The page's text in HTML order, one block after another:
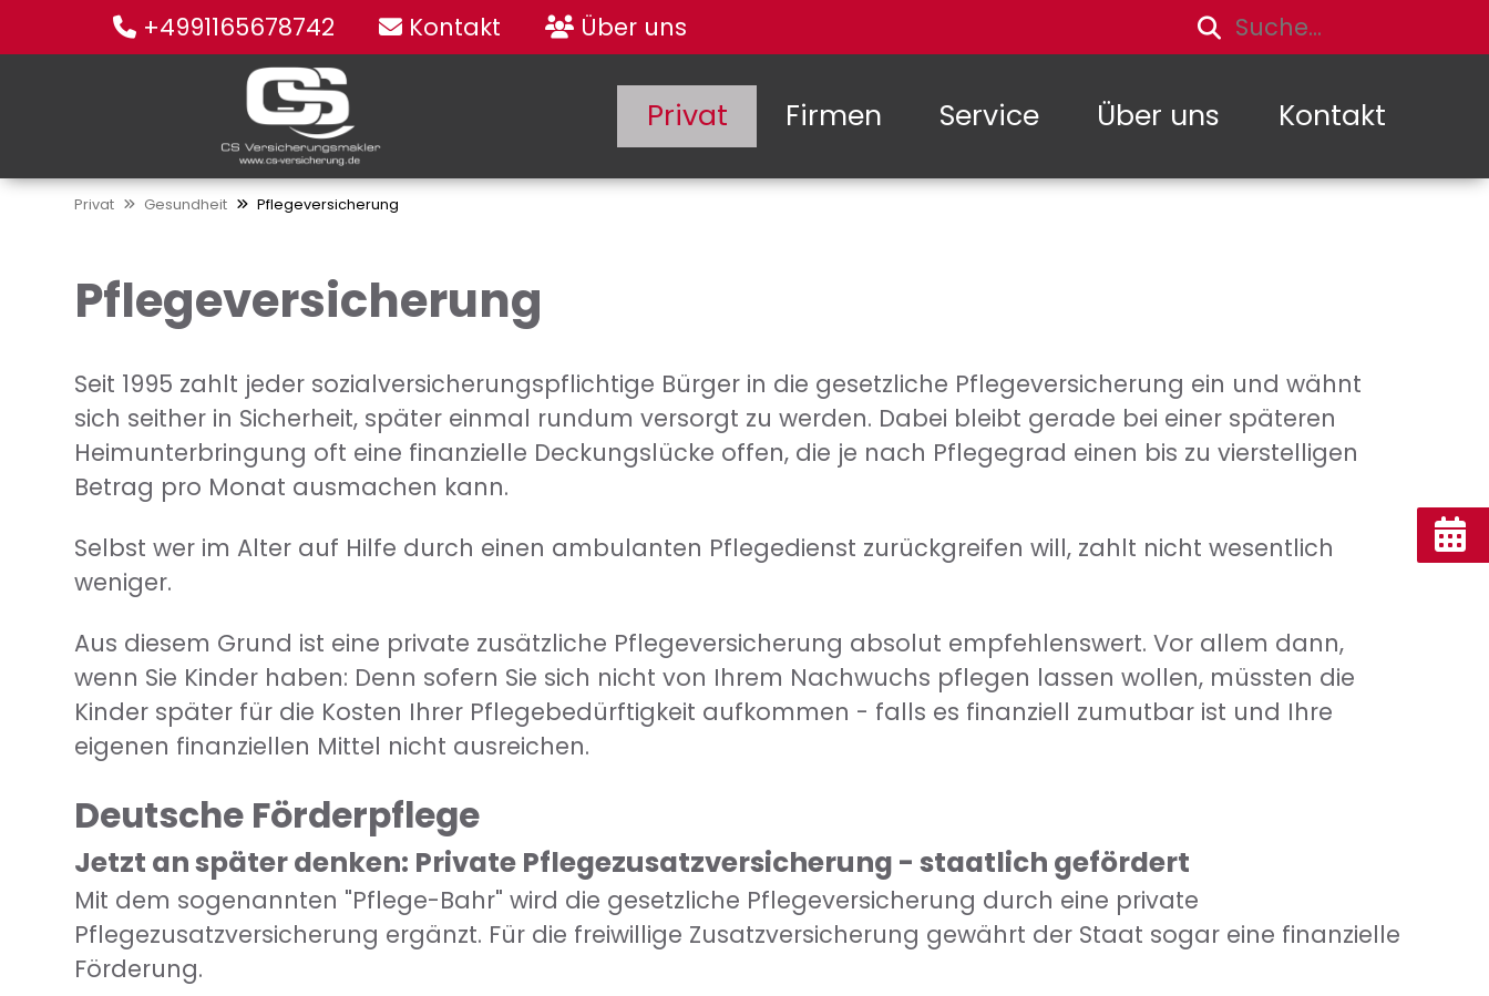
+4991165678742 Kontakt Über uns
Privat Firmen Service Über uns Kontakt
Privat Gesundheit Pflegeversicherung
Pflegeversicherung
Seit 1995 zahlt jeder sozialversicherungspflichtige Bürger in die gesetzliche Pflegeversicherung ein und wähnt
sich seither in Sicherheit, später einmal rundum versorgt zu werden. Dabei bleibt gerade bei einer späteren
Heimunterbringung oft eine finanzielle Deckungslücke offen, die je nach Pflegegrad einen bis zu vierstelligen
Betrag pro Monat ausmachen kann.
Selbst wer im Alter auf Hilfe durch einen ambulanten Pflegedienst zurückgreifen will, zahlt nicht wesentlich
weniger.
Aus diesem Grund ist eine private zusätzliche Pflegeversicherung absolut empfehlenswert. Vor allem dann,
wenn Sie Kinder haben: Denn sofern Sie sich nicht von Ihrem Nachwuchs pflegen lassen wollen, müssten die
Kinder später für die Kosten Ihrer Pflegebedürftigkeit aufkommen - falls es finanziell zumutbar ist und Ihre
eigenen finanziellen Mittel nicht ausreichen.
Deutsche Förderpflege
Jetzt an später denken: Private Pflegezusatzversicherung - staatlich gefördert
Mit dem sogenannten "Pflege-Bahr" wird die gesetzliche Pflegeversicherung durch eine private
Pflegezusatzversicherung ergänzt. Für die freiwillige Zusatzversicherung gewährt der Staat sogar eine finanzielle
Förderung.